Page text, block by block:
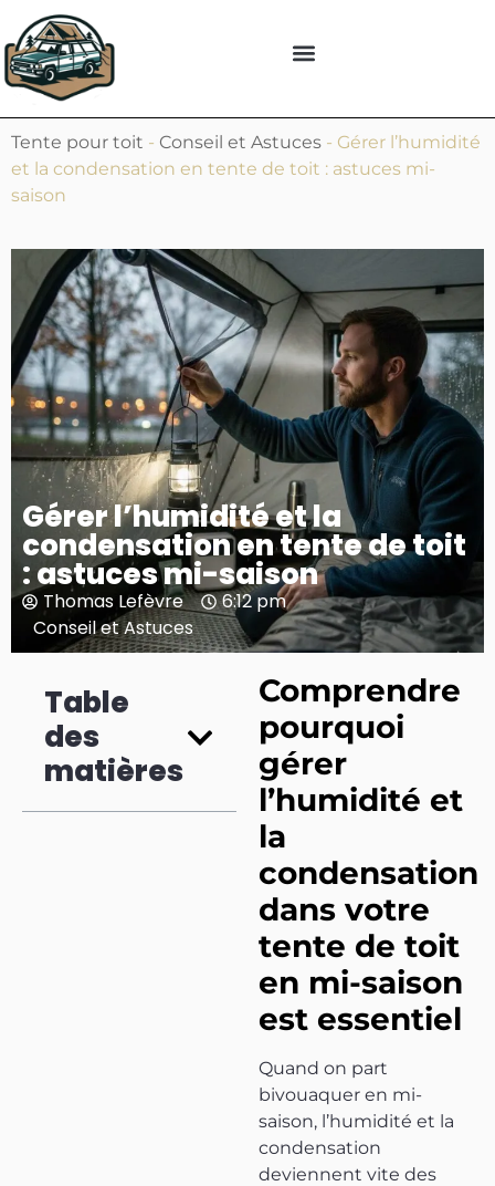
Tente pour toit - Conseil et Astuces - Gérer l’humidité
et la condensation en tente de toit : astuces mi-
saison
Gérer l’humidité et la
condensation en tente de toit
: astuces mi-saison
Thomas Lefèvre
6:12 pm
Conseil et Astuces
Table
des
matières
Comprendre
pourquoi
gérer
l’humidité et
la
condensation
dans votre
tente de toit
en mi-saison
est essentiel
Quand on part
bivouaquer en mi-
saison, l’humidité et la
condensation
deviennent vite des